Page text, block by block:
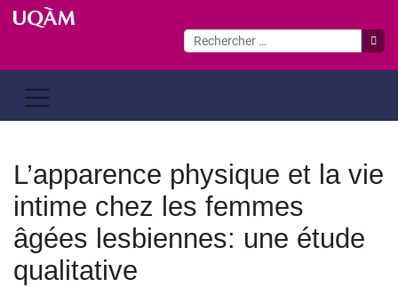
Passer
L’apparence physique et la vie
intime chez les femmes
âgées lesbiennes: une étude
qualitative